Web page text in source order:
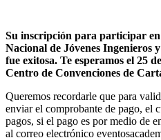
Su inscripción para participar
Nacional de Jóvenes
fue exitosa. Te esperamos el 25
Centro de Convenciones de
Queremos recordarle que para
enviar el comprobante de pago, el
pagos, si el pago es por medio de
al correo electrónico